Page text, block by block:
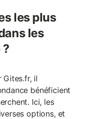
les plus
les
Gites.fr, il
bénéficient
Ici, les
options, et